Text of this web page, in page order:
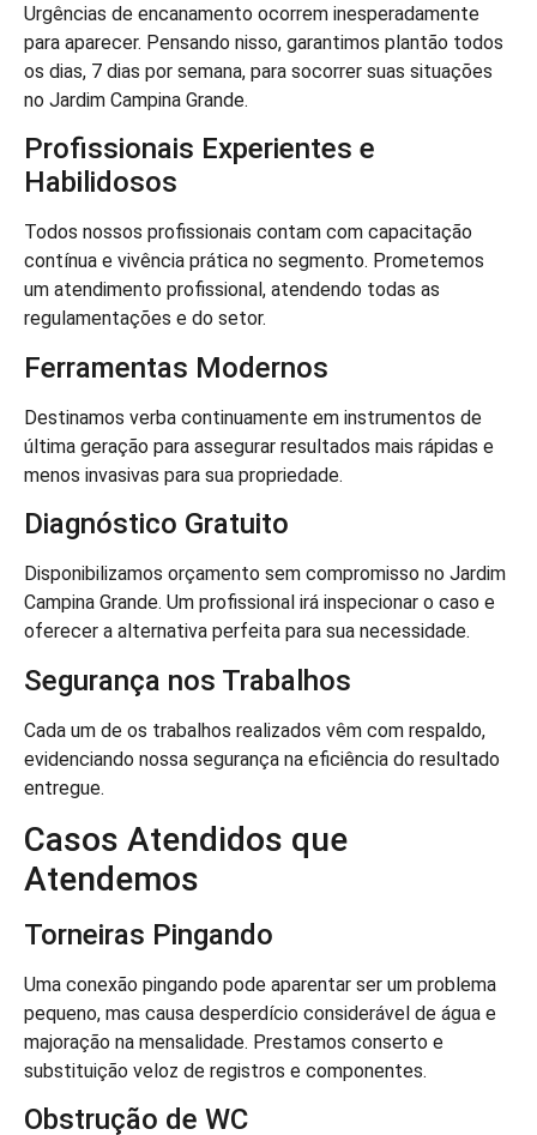
Urgências de encanamento ocorrem inesperadamente
para aparecer. Pensando nisso, garantimos plantão todos
os dias, 7 dias por semana, para socorrer suas situações
no Jardim Campina Grande.
Profissionais Experientes e
Habilidosos
Todos nossos profissionais contam com capacitação
contínua e vivência prática no segmento. Prometemos
um atendimento profissional, atendendo todas as
regulamentações e do setor.
Ferramentas Modernos
Destinamos verba continuamente em instrumentos de
última geração para assegurar resultados mais rápidas e
menos invasivas para sua propriedade.
Diagnóstico Gratuito
Disponibilizamos orçamento sem compromisso no Jardim
Campina Grande. Um profissional irá inspecionar o caso e
oferecer a alternativa perfeita para sua necessidade.
Segurança nos Trabalhos
Cada um de os trabalhos realizados vêm com respaldo,
evidenciando nossa segurança na eficiência do resultado
entregue.
Casos Atendidos que
Atendemos
Torneiras Pingando
Uma conexão pingando pode aparentar ser um problema
pequeno, mas causa desperdício considerável de água e
majoração na mensalidade. Prestamos conserto e
substituição veloz de registros e componentes.
Obstrução de WC